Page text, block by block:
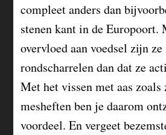
compleet anders dan
stenen kant in de Europoort.
overvloed aan voedsel zijn
rondscharrelen dan dat ze
Met het vissen met aas zoals
mesheften ben je daarom
voordeel. En vergeet